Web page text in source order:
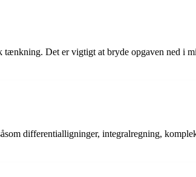
Det er vigtigt at bryde opgaven ned i
differentialligninger, integralregning,